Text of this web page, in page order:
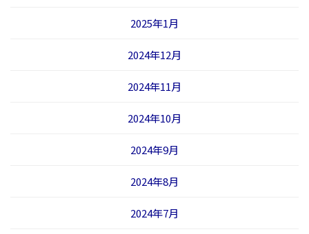
2025年1月
2024年12月
2024年11月
2024年10月
2024年9月
2024年8月
2024年7月